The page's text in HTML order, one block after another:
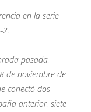
en la serie
2.
pasada,
de noviembre de
conectó dos
anterior, siete